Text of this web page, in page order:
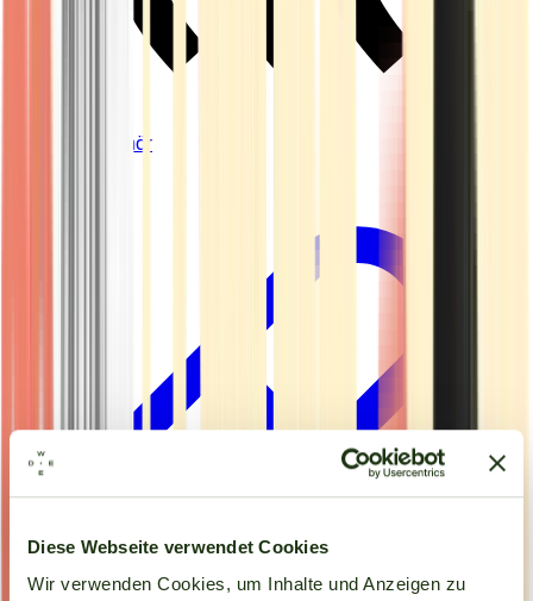
Diese Webseite verwendet Cookies
Wir verwenden Cookies, um Inhalte und Anzeigen zu
Vapes & Zubehör